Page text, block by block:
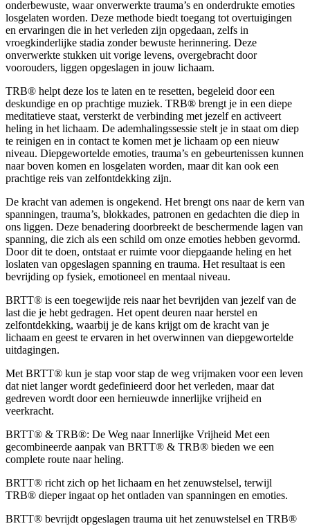
onderbewuste, waar onverwerkte trauma’s en onderdrukte emoties
losgelaten worden. Deze methode biedt toegang tot overtuigingen
en ervaringen die in het verleden zijn opgedaan, zelfs in
vroegkinderlijke stadia zonder bewuste herinnering. Deze
onverwerkte stukken uit vorige levens, overgebracht door
voorouders, liggen opgeslagen in jouw lichaam.
TRB® helpt deze los te laten en te resetten, begeleid door een
deskundige en op prachtige muziek. TRB® brengt je in een diepe
meditatieve staat, versterkt de verbinding met jezelf en activeert
heling in het lichaam. De ademhalingssessie stelt je in staat om diep
te reinigen en in contact te komen met je lichaam op een nieuw
niveau. Diepgewortelde emoties, trauma’s en gebeurtenissen kunnen
naar boven komen en losgelaten worden, maar dit kan ook een
prachtige reis van zelfontdekking zijn.
De kracht van ademen is ongekend. Het brengt ons naar de kern van
spanningen, trauma’s, blokkades, patronen en gedachten die diep in
ons liggen. Deze benadering doorbreekt de beschermende lagen van
spanning, die zich als een schild om onze emoties hebben gevormd.
Door dit te doen, ontstaat er ruimte voor diepgaande heling en het
loslaten van opgeslagen spanning en trauma. Het resultaat is een
bevrijding op fysiek, emotioneel en mentaal niveau.
BRTT® is een toegewijde reis naar het bevrijden van jezelf van de
last die je hebt gedragen. Het opent deuren naar herstel en
zelfontdekking, waarbij je de kans krijgt om de kracht van je
lichaam en geest te ervaren in het overwinnen van diepgewortelde
uitdagingen.
Met BRTT® kun je stap voor stap de weg vrijmaken voor een leven
dat niet langer wordt gedefinieerd door het verleden, maar dat
gedreven wordt door een hernieuwde innerlijke vrijheid en
veerkracht.
BRTT® & TRB®: De Weg naar Innerlijke Vrijheid Met een
gecombineerde aanpak van BRTT® & TRB® bieden we een
complete route naar heling.
BRTT® richt zich op het lichaam en het zenuwstelsel, terwijl
TRB® dieper ingaat op het ontladen van spanningen en emoties.
BRTT® bevrijdt opgeslagen trauma uit het zenuwstelsel en TRB®